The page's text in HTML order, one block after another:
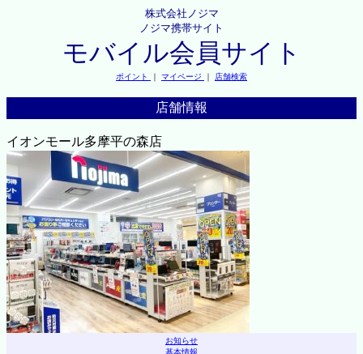
株式会社ノジマ
ノジマ携帯サイト
モバイル会員サイト
ポイント ｜ マイページ ｜ 店舗検索
店舗情報
イオンモール多摩平の森店
お知らせ
基本情報